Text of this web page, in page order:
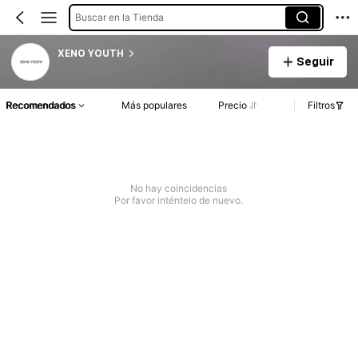
Buscar en la Tienda
XENO YOUTH
Seguir
Recomendados Más populares Precio Filtros
No hay coincidencias
Por favor inténtelo de nuevo.